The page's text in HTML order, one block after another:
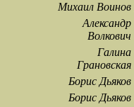
Михаил Воинов
Александр
Волкович
Галина
Грановская
Борис Дьяков
Борис Дьяков